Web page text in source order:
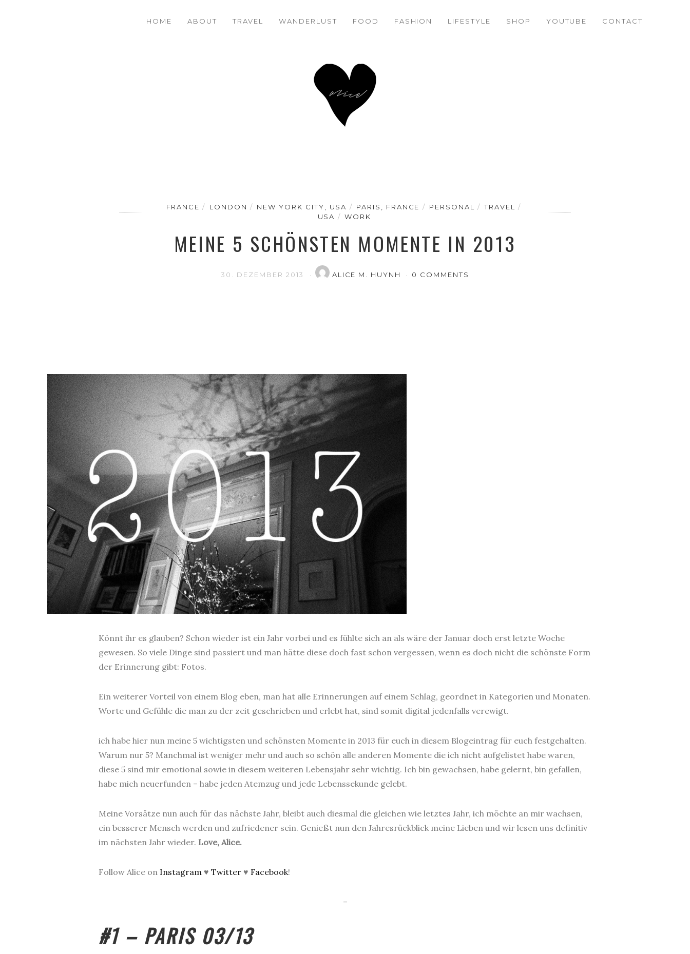
HOME ABOUT TRAVEL WANDERLUST FOOD FASHION LIFESTYLE SHOP YOUTUBE CONTACT
34% MEINE 5 SCHÖNSTEN MOMENTE IN 2013
FRANCE LONDON NEW YORK CITY, USA PARIS, FRANCE PERSONAL
TRAVEL
USA
WORK
MEINE 5 SCHÖNSTEN MOMENTE IN 2013
30. DEZEMBER 2013 ALICE M. HUYNH 0 COMMENTS
Könnt ihr es glauben? Schon wieder ist ein Jahr vorbei und es fühlte sich an als wäre der Januar doch erst letzte Woche
gewesen. So viele Dinge sind passiert und man hätte diese doch fast schon vergessen, wenn es doch nicht die schönste Form
der Erinnerung gibt: Fotos.
Ein weiterer Vorteil von einem Blog eben, man hat alle Erinnerungen auf einem Schlag, geordnet in Kategorien und Monaten.
Worte und Gefühle die man zu der zeit geschrieben und erlebt hat, sind somit digital jedenfalls verewigt.
ich habe hier nun meine 5 wichtigsten und schönsten Momente in 2013 für euch in diesem Blogeintrag für euch festgehalten.
Warum nur 5? Manchmal ist weniger mehr und auch so schön alle anderen Momente die ich nicht aufgelistet habe waren,
diese 5 sind mir emotional sowie in diesem weiteren Lebensjahr sehr wichtig. Ich bin gewachsen, habe gelernt, bin gefallen,
habe mich neuerfunden – habe jeden Atemzug und jede Lebenssekunde gelebt.
Meine Vorsätze nun auch für das nächste Jahr, bleibt auch diesmal die gleichen wie letztes Jahr, ich möchte an mir wachsen,
ein besserer Mensch werden und zufriedener sein. Genießt nun den Jahresrückblick meine Lieben und wir lesen uns definitiv
im nächsten Jahr wieder. Love, Alice.
Follow Alice on Instagram ♥ Twitter ♥ Facebook!
–
#1 – PARIS 03/13